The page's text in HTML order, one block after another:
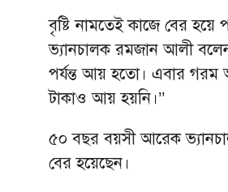
বৃষ্টি নামতেই কাজে বের
ভ্যানচালক রমজান আলী
পর্যন্ত আয় হতো। এবার গরম
টাকাও আয় হয়নি।’’
৫০ বছর বয়সী আরেক
বের হয়েছেন।